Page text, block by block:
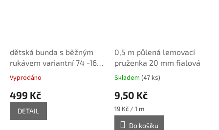
dětská bunda s běžným
rukávem variantní 74 -164
- tištěný střih Caramilla
Vyprodáno
499 Kč
DETAIL
0,5 m půlená lemovací
pruženka 20 mm fialová
Skladem (47 ks)
9,50 Kč
Měrná
cena:
19 Kč / 1 m
Do košíku